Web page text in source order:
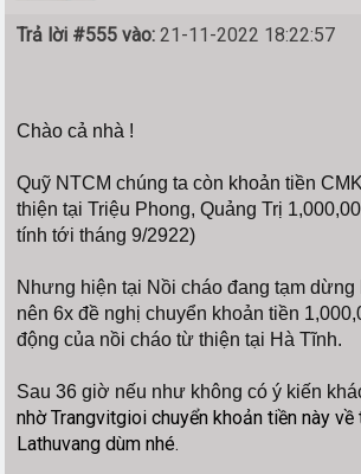
Trả lời #555 vào: 21-11-2022 18:22:57
Chào cả nhà !
Quỹ NTCM chúng ta còn khoản tiền
thiện tại Triệu Phong, Quảng Trị
tính tới tháng 9/2922)
Nhưng hiện tại Nồi cháo đang tạm dừng
nên 6x đề nghị chuyển khoản tiền
động của nồi cháo từ thiện tại Hà Tĩnh.
Sau 36 giờ nếu như không có ý kiến
nhờ Trangvitgioi chuyển khoản tiền này về
Lathuvang dùm nhé.